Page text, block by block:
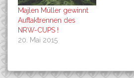
Majlen Müller gewinnt
Auftaktrennen des
NRW-CUPS !
20. Mai 2015